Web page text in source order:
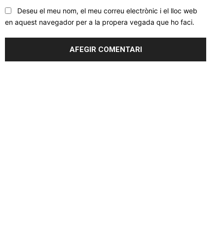
Deseu el meu nom, el meu correu electrònic i el lloc web
en aquest navegador per a la propera vegada que ho faci.